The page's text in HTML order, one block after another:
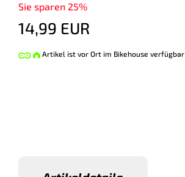
Sie sparen 25%
14,99 EUR
Artikel ist vor Ort im Bikehouse verfügbar